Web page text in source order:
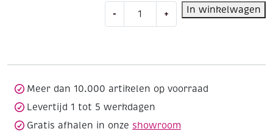
- + In winkelwagen
Meer dan 10.000 artikelen op voorraad
Levertijd 1 tot 5 werkdagen
Gratis afhalen in onze showroom